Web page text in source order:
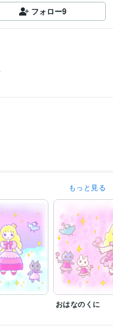
フォロー9
もっと見る
おはなのくに